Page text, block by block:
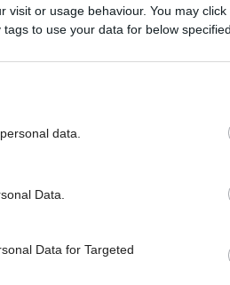
visit or usage behaviour. You may
to use your data for below
data.
Data.
Data for Targeted